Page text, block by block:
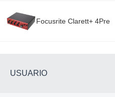
Focusrite Clarett+ 4Pre
USUARIO